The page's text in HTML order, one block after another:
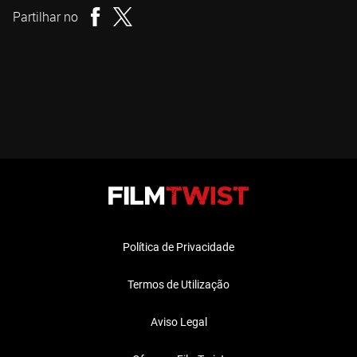
Partilhar no
Política de Privacidade
Termos de Utilização
Aviso Legal